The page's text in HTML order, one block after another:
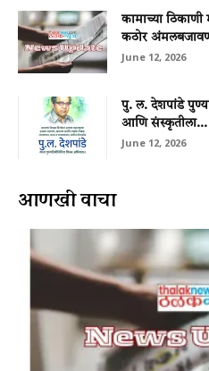
कामाच्या ठिकाणी
कठोर
June 12, 2026
पु. ल. देशपांडे
आणि संस्कृतीला...
June 12, 2026
आणखी वाचा